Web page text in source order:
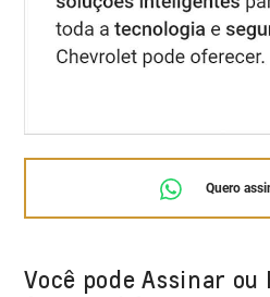
Quero
Você pode Assinar ou